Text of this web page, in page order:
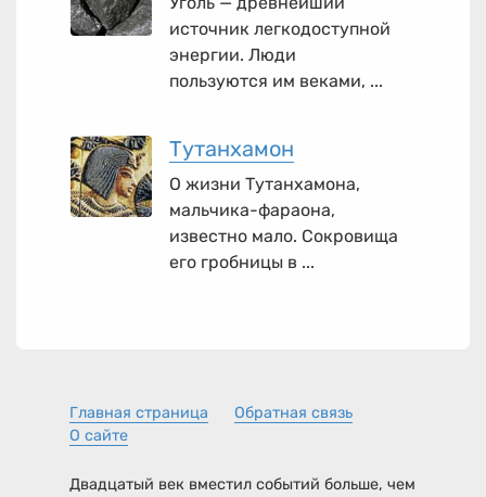
источник легкодоступной
энергии. Люди
пользуются им веками, ...
Тутанхамон
О жизни Тутанхамона,
мальчика-фараона,
известно мало. Сокровища
его гробницы в ...
Главная страница
Обратная связь
О сайте
Двадцатый век вместил событий больше, чем